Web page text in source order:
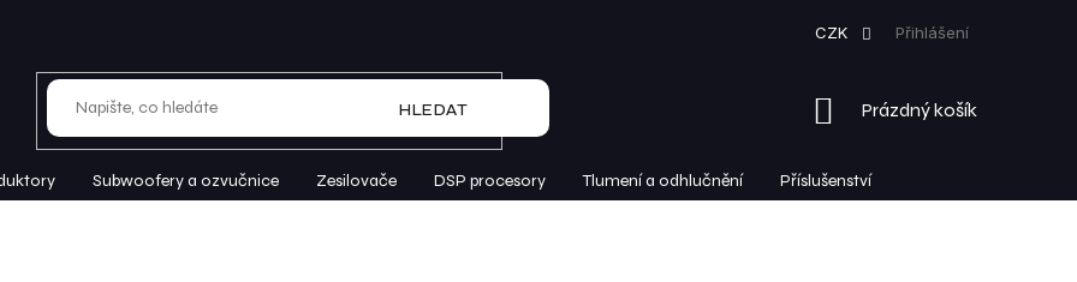
CZK Přihlášení
HLEDAT
NÁKUPNÍ
Prázdný košík
Subwoofery a ozvučnice Zesilovače DSP procesory Tlumení a odhlučnění Příslušenství